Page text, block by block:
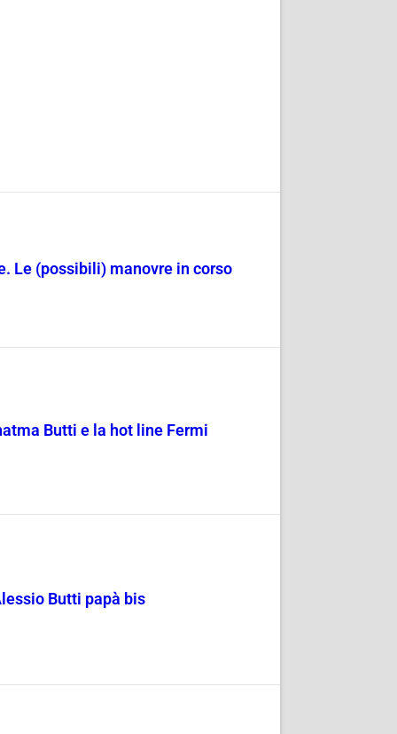
Le (possibili) manovre in corso
Butti e la hot line Fermi
Butti papà bis